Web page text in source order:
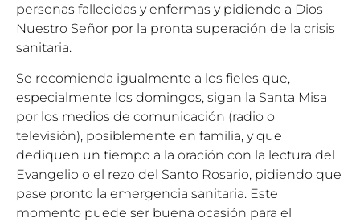
personas fallecidas y enfermas y pidiendo a Dios
Nuestro Señor por la pronta superación de la crisis
sanitaria.
Se recomienda igualmente a los fieles que,
especialmente los domingos, sigan la Santa Misa
por los medios de comunicación (radio o
televisión), posiblemente en familia, y que
dediquen un tiempo a la oración con la lectura del
Evangelio o el rezo del Santo Rosario, pidiendo que
pase pronto la emergencia sanitaria. Este
momento puede ser buena ocasión para el